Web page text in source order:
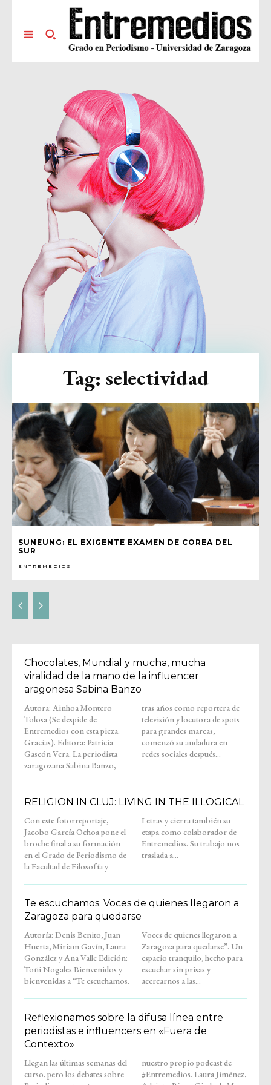
SUNEUNG: EL EXIGENTE EXAMEN DE COREA DEL
SUR
ENTREMEDIOS
Tag: selectividad
Chocolates, Mundial y mucha, mucha
viralidad de la mano de la influencer
aragonesa Sabina Banzo
Autora: Ainhoa Montero
Tolosa (Se despide de
Entremedios con esta pieza.
Gracias). Editora: Patricia
Gascón Vera. La periodista
zaragozana Sabina Banzo,
tras años como reportera de
televisión y locutora de spots
para grandes marcas,
comenzó su andadura en
redes sociales después...
RELIGION IN CLUJ: LIVING IN THE ILLOGICAL
Con este fotorreportaje,
Jacobo García Ochoa pone el
broche final a su formación
en el Grado de Periodismo de
la Facultad de Filosofía y
Letras y cierra también su
etapa como colaborador de
Entremedios. Su trabajo nos
traslada a...
Te escuchamos. Voces de quienes llegaron a
Zaragoza para quedarse
Autoría: Denis Benito, Juan
Huerta, Miriam Gavín, Laura
González y Ana Valle Edición:
Toñi Nogales Bienvenidos y
bienvenidas a “Te escuchamos.
Voces de quienes llegaron a
Zaragoza para quedarse”. Un
espacio tranquilo, hecho para
escuchar sin prisas y
acercarnos a las...
Reflexionamos sobre la difusa línea entre
periodistas e influencers en «Fuera de
Contexto»
Llegan las últimas semanas del
curso, pero los debates sobre
nuestro propio podcast de
#Entremedios. Laura Jiménez,